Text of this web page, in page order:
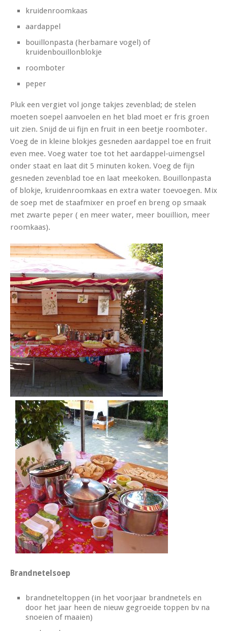
kruidenroomkaas
aardappel
bouillonpasta (herbamare vogel) of
kruidenbouillonblokje
roomboter
peper
Pluk een vergiet vol jonge takjes zevenblad; de stelen
moeten soepel aanvoelen en het blad moet er fris groen
uit zien. Snijd de ui fijn en fruit in een beetje roomboter.
Voeg de in kleine blokjes gesneden aardappel toe en fruit
even mee. Voeg water toe tot het aardappel-uimengsel
onder staat en laat dit 5 minuten koken. Voeg de fijn
gesneden zevenblad toe en laat meekoken. Bouillonpasta
of blokje, kruidenroomkaas en extra water toevoegen. Mix
de soep met de staafmixer en proef en breng op smaak
met zwarte peper ( en meer water, meer bouillion, meer
roomkaas).
Brandnetelsoep
brandneteltoppen (in het voorjaar brandnetels en
door het jaar heen de nieuw gegroeide toppen bv na
snoeien of maaien)